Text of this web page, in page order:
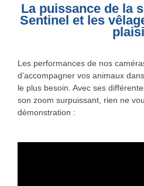
La puissance de la
Sentinel et les
Les performances de nos
d’accompagner vos animaux
le plus besoin. Avec ses
son zoom surpuissant, rien ne
démonstration :